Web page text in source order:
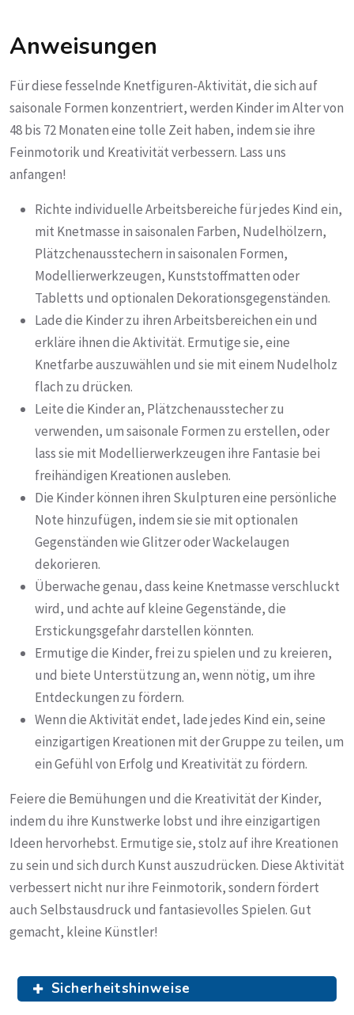
Anweisungen
Für diese fesselnde Knetfiguren-Aktivität, die sich auf
saisonale Formen konzentriert, werden Kinder im Alter von
48 bis 72 Monaten eine tolle Zeit haben, indem sie ihre
Feinmotorik und Kreativität verbessern. Lass uns
anfangen!
Richte individuelle Arbeitsbereiche für jedes Kind ein,
mit Knetmasse in saisonalen Farben, Nudelhölzern,
Plätzchenausstechern in saisonalen Formen,
Modellierwerkzeugen, Kunststoffmatten oder
Tabletts und optionalen Dekorationsgegenständen.
Lade die Kinder zu ihren Arbeitsbereichen ein und
erkläre ihnen die Aktivität. Ermutige sie, eine
Knetfarbe auszuwählen und sie mit einem Nudelholz
flach zu drücken.
Leite die Kinder an, Plätzchenausstecher zu
verwenden, um saisonale Formen zu erstellen, oder
lass sie mit Modellierwerkzeugen ihre Fantasie bei
freihändigen Kreationen ausleben.
Die Kinder können ihren Skulpturen eine persönliche
Note hinzufügen, indem sie sie mit optionalen
Gegenständen wie Glitzer oder Wackelaugen
dekorieren.
Überwache genau, dass keine Knetmasse verschluckt
wird, und achte auf kleine Gegenstände, die
Erstickungsgefahr darstellen könnten.
Ermutige die Kinder, frei zu spielen und zu kreieren,
und biete Unterstützung an, wenn nötig, um ihre
Entdeckungen zu fördern.
Wenn die Aktivität endet, lade jedes Kind ein, seine
einzigartigen Kreationen mit der Gruppe zu teilen, um
ein Gefühl von Erfolg und Kreativität zu fördern.
Feiere die Bemühungen und die Kreativität der Kinder,
indem du ihre Kunstwerke lobst und ihre einzigartigen
Ideen hervorhebst. Ermutige sie, stolz auf ihre Kreationen
zu sein und sich durch Kunst auszudrücken. Diese Aktivität
verbessert nicht nur ihre Feinmotorik, sondern fördert
auch Selbstausdruck und fantasievolles Spielen. Gut
gemacht, kleine Künstler!
Sicherheitshinweise